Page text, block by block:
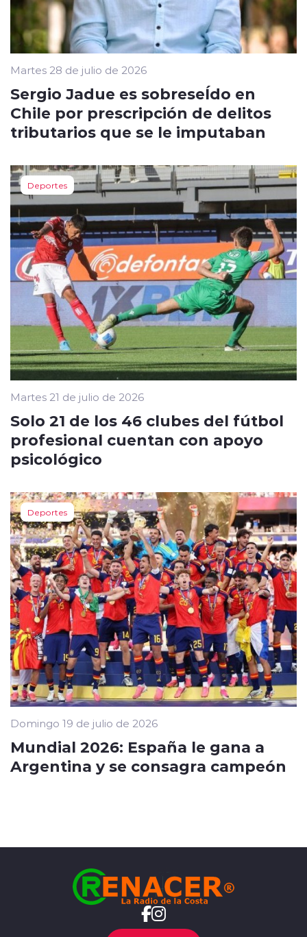
Martes 28 de julio de 2026
Sergio Jadue es sobreseÍdo en
Chile por prescripción de delitos
tributarios que se le imputaban
Deportes
Martes 21 de julio de 2026
Solo 21 de los 46 clubes del fútbol
profesional cuentan con apoyo
psicológico
Deportes
Domingo 19 de julio de 2026
Mundial 2026: España le gana a
Argentina y se consagra campeón